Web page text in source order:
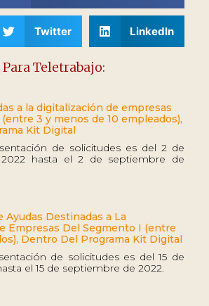
Twitter LinkedIn
Teletrabajo:
a la digitalización de empresas
3 y menos de 10 empleados),
Kit Digital
de solicitudes es del 2 de
hasta el 2 de septiembre de
Ayudas Destinadas a La
Empresas Del Segmento I (entre
Dentro Del Programa Kit Digital
de solicitudes es del 15 de
el 15 de septiembre de 2022.